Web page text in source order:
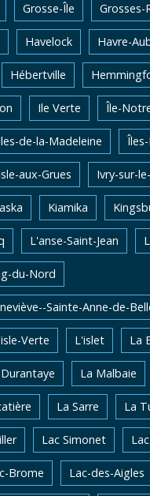
Grosse-Île Grosses-
Havelock Havre-
Hébertville
Ile Verte Île-
de-la-Madeleine
aux-Grues Ivry-sur-
Kiamika
L'anse-Saint-Jean
du-Nord
Sainte-Anne-de-
Verte L'islet La
La Malbaie
La Sarre La
Lac Simonet
Brome Lac-des-Aigles